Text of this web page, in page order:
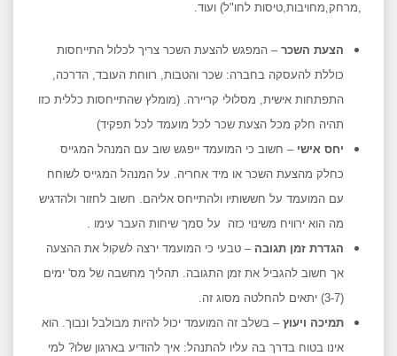
,מרחק,מחויבות,טיסות לחו"ל) ועוד.
הצעת השכר– המפגש להצעת השכר צריך לכלול התייחסות
כוללת להעסקה בחברה: שכר והטבות, רווחת העובד, הדרכה,
התפתחות אישית, מסלולי קריירה. (מומלץ שהתייחסות כללית כזו
תהיה חלק מכל הצעת שכר לכל מועמד לכל תפקיד)
יחס אישי– חשוב כי המועמד ייפגש שוב עם המנהל המגייס
כחלק מהצעת השכר או מיד אחריה. על המנהל המגייס לשוחח
עם המועמד על חששותיו ולהתייחס אליהם. חשוב לחזור ולהדגיש
מה הוא ירוויח משינוי כזה על סמך שיחות העבר עימו .
הגדרת זמן תגובה – טבעי כי המועמד ירצה לשקול את ההצעה
אך חשוב להגביל את זמן התגובה. תהליך מחשבה של מס' ימים
(3-7) יתאים להחלטה מסוג זה.
תמיכה ויעוץ– בשלב זה המועמד יכול להיות מבולבל ונבוך. הוא
אינו בטוח בדרך בה עליו להתנהל: איך להודיע בארגון שלו? למי